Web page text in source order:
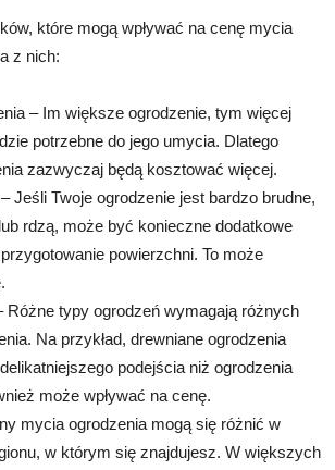
które mogą wpływać na cenę mycia
z nich:
– Im większe ogrodzenie, tym więcej
potrzebne do jego umycia. Dlatego
zazwyczaj będą kosztować więcej.
Jeśli Twoje ogrodzenie jest bardzo brudne,
rdzą, może być konieczne dodatkowe
powierzchni. To może
Różne typy ogrodzeń wymagają różnych
Na przykład, drewniane ogrodzenia
podejścia niż ogrodzenia
może wpływać na cenę.
mycia ogrodzenia mogą się różnić w
w którym się znajdujesz. W większych